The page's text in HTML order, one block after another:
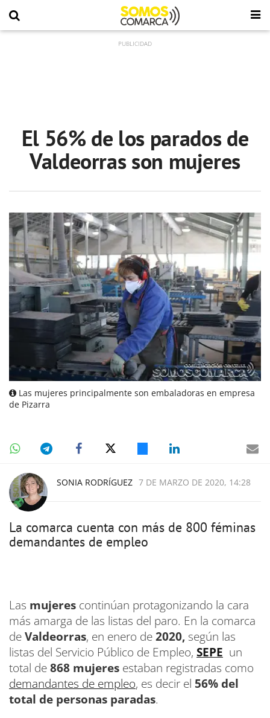
El 56% de los parados de
Valdeorras son mujeres
Las mujeres principalmente son embaladoras en empresa
de Pizarra
SONIA RODRÍGUEZ 7 DE MARZO DE 2020, 14:28
La comarca cuenta con más de 800 féminas
demandantes de empleo
Las mujeres continúan protagonizando la cara
más amarga de las listas del paro. En la comarca
deValdeorras, en enero de2020, según las
listas del Servicio Público de Empleo, SEPE un
total de868 mujeres estaban registradas como
demandantes de empleo, es decir el 56% del
total de personas paradas.